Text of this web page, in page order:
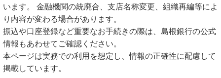
います。 金融機関の統廃合、支店名称変更、組織再編等によ
り内容が変わる場合があります。
振込や口座登録など重要なお手続きの際は、島根銀行の公式
情報もあわせてご確認ください。
本ページは実務での利用を想定し、情報の正確性に配慮して
掲載しています。